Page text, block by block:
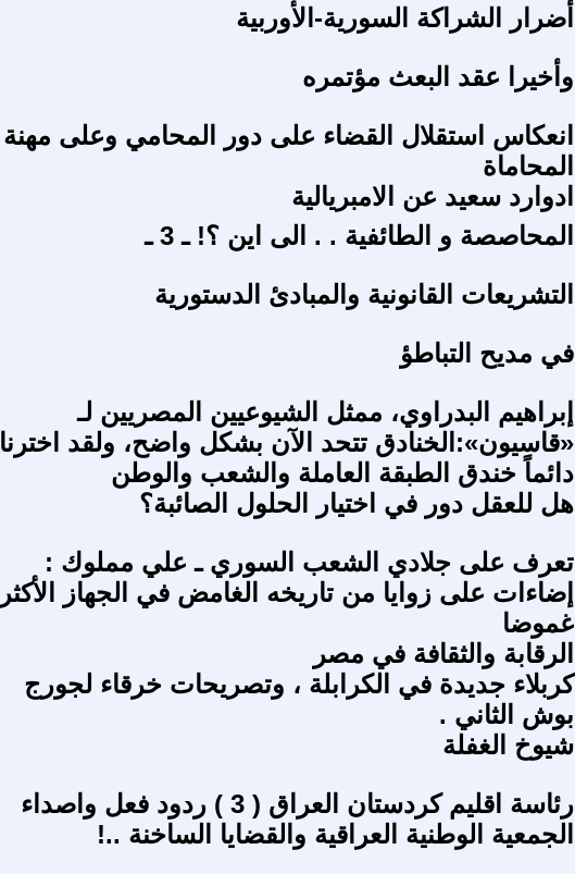
أضرار الشراكة السورية-الأوربية
وأخيرا عقد البعث مؤتمره
انعكاس استقلال القضاء على دور المحامي وعلى مهنة
المحاماة
ادوارد سعيد عن الامبريالية
المحاصصة و الطائفية . . الى اين ؟! ـ 3 ـ
التشريعات القانونية والمبادئ الدستورية
في مديح التباطؤ
إبراهيم البدراوي، ممثل الشيوعيين المصريين لـ
«قاسيون»:الخنادق تتحد الآن بشكل واضح، ولقد اخترنا
دائماً خندق الطبقة العاملة والشعب والوطن
هل للعقل دور في اختيار الحلول الصائبة؟
تعرف على جلادي الشعب السوري ـ علي مملوك :
إضاءات على زوايا من تاريخه الغامض في الجهاز الأكثر
غموضا
الرقابة والثقافة في مصر
كربلاء جديدة في الكرابلة ، وتصريحات خرقاء لجورج
بوش الثاني .
شيوخ الغفلة
رئاسة اقليم كردستان العراق ( 3 ) ردود فعل واصداء
الجمعية الوطنية العراقية والقضايا الساخنة ..!